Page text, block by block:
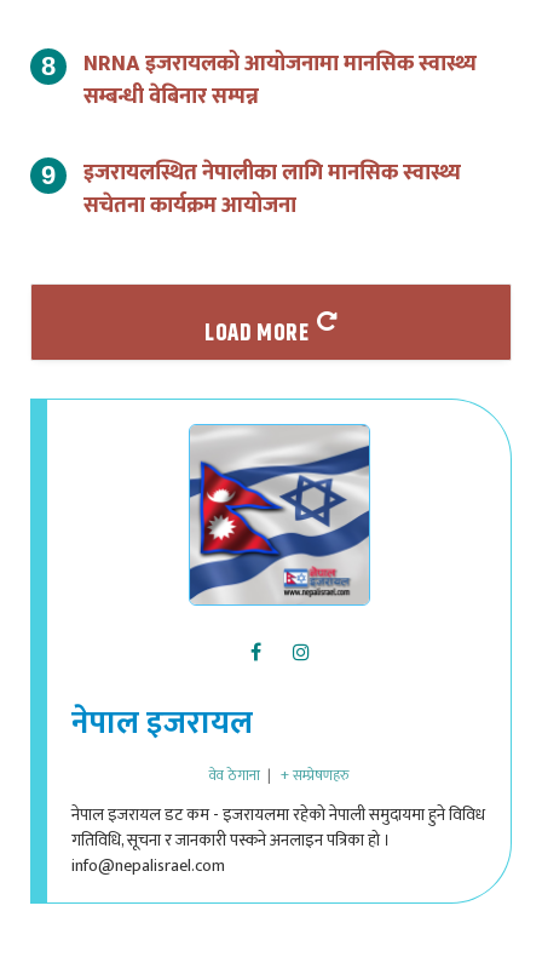
सम्बन्धी वेबिनार सम्पन्न
सचेतना कार्यक्रम आयोजना
नेपाल इजरायल
वेव ठेगाना
नेपाल इजरायल डट कम - इजरायलमा रहेको नेपाली समुदायमा हुने विविध
गतिविधि, सूचना र जानकारी पस्कने अनलाइन पत्रिका हो ।
info@nepalisrael.com